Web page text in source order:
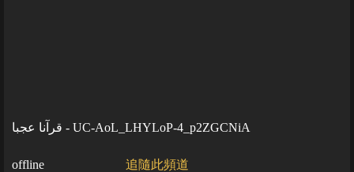
قرآنا عجبا - UC-AoL_LHYLoP-4_p2ZGCNiA
offline 追隨此頻道